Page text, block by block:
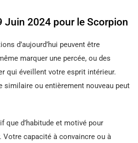
Juin 2024 pour le Scorpion
d’aujourd’hui peuvent être
marquer une percée, ou des
qui éveillent votre esprit intérieur.
similaire ou entièrement nouveau peut
que d’habitude et motivé pour
Votre capacité à convaincre ou à